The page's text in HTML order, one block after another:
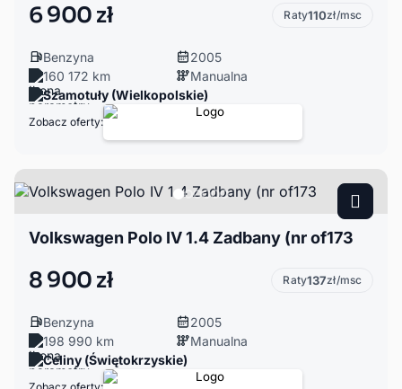
6 900 zł Raty110zł/msc
Benzyna
2005
160 172 km
Manualna
Szamotuły (Wielkopolskie)
Zobacz oferty:
Volkswagen Polo IV 1.4 Zadbany (nr of173
8 900 zł Raty137zł/msc
Benzyna
2005
198 990 km
Manualna
Celiny (Świętokrzyskie)